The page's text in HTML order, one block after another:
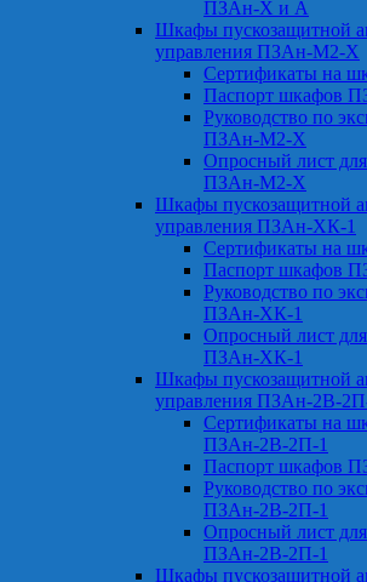
ПЗАн-Х и А
Шкафы пускозащитной
управления ПЗАн-М2-Х
Сертификаты на
Паспорт шкафов
Руководство по
ПЗАн-М2-Х
Опросный лист для
ПЗАн-М2-Х
Шкафы пускозащитной
управления ПЗАн-ХК-1
Сертификаты на
Паспорт шкафов
Руководство по
ПЗАн-ХК-1
Опросный лист для
ПЗАн-ХК-1
Шкафы пускозащитной
управления ПЗАн-2В-
Сертификаты на
ПЗАн-2В-2П-1
Паспорт шкафов
Руководство по
ПЗАн-2В-2П-1
Опросный лист для
ПЗАн-2В-2П-1
Шкафы пускозащитной